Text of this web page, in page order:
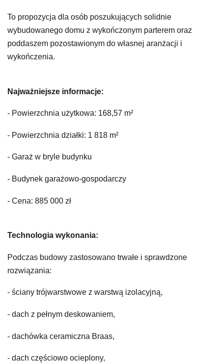
To propozycja dla osób poszukujących solidnie
wybudowanego domu z wykończonym parterem oraz
poddaszem pozostawionym do własnej aranżacji i
wykończenia.
Najważniejsze informacje:
- Powierzchnia użytkowa: 168,57 m²
- Powierzchnia działki: 1 818 m²
- Garaż w bryle budynku
- Budynek garażowo-gospodarczy
- Cena: 885 000 zł
Technologia wykonania:
Podczas budowy zastosowano trwałe i sprawdzone
rozwiązania:
- ściany trójwarstwowe z warstwą izolacyjną,
- dach z pełnym deskowaniem,
- dachówka ceramiczna Braas,
- dach częściowo ocieplony,